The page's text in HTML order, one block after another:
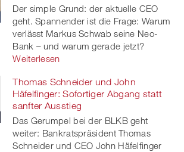
Der simple Grund: der aktuelle CEO
geht. Spannender ist die Frage: Warum
verlässt Markus Schwab seine Neo-
Bank – und warum gerade jetzt?
Weiterlesen
Thomas Schneider und John
Häfelfinger: Sofortiger Abgang statt
sanfter Ausstieg
Das Gerumpel bei der BLKB geht
weiter: Bankratspräsident Thomas
Schneider und CEO John Häfelfinger